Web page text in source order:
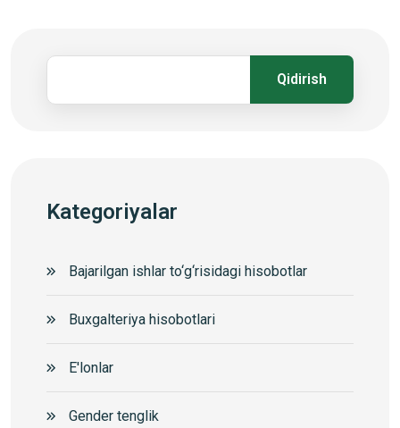
Qidirish
Kategoriyalar
Bajarilgan ishlar to‘g‘risidagi hisobotlar
Buxgalteriya hisobotlari
E'lonlar
Gender tenglik